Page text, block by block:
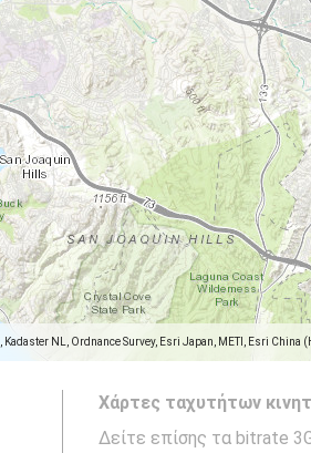
NL, Ordnance Survey, Esri Japan, METI, Esri
Χάρτες ταχυτήτων
Δείτε επίσης τα bitrate